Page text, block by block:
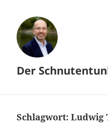
Der
Schlagwort:Ludwig